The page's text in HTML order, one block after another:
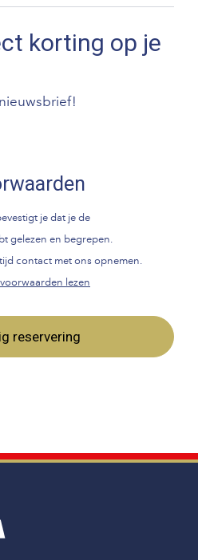
korting op je
je dat je de
gelezen en begrepen.
contact met ons opnemen.
lezen
reservering